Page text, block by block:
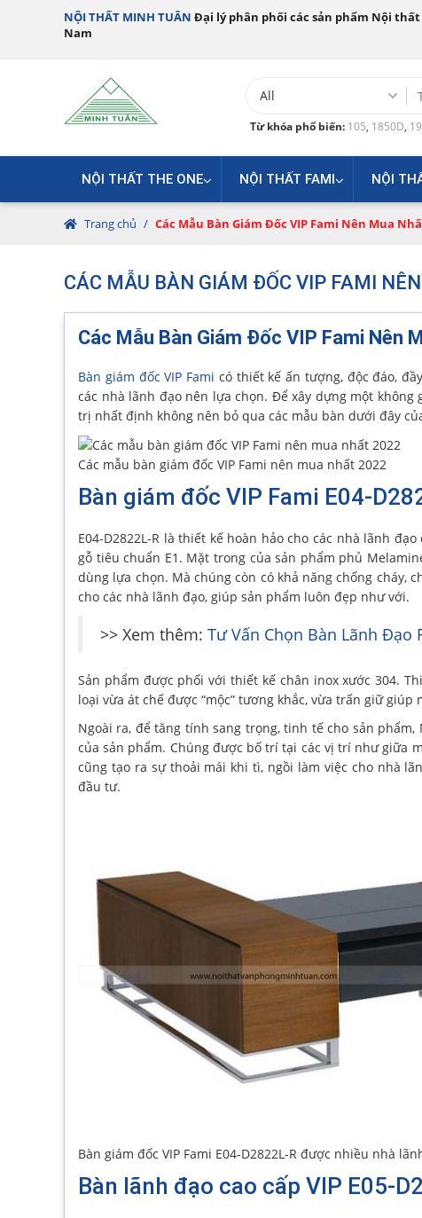
NỘI THẤT MINH TUÂN Đại lý phân phối các sản phẩm Nội thất
Nam
Từ khóa phổ biến: 105, 1850D,
NỘI THẤT THE ONE NỘI THẤT FAMI NỘI
Trang chủ / Các Mẫu Bàn Giám Đốc VIP Fami Nên Mua
CÁC MẪU BÀN GIÁM ĐỐC VIP FAMI
Các Mẫu Bàn Giám Đốc VIP Fami Nên
Bàn giám đốc VIP Fami có thiết kế ấn tượng, độc đáo,
các nhà lãnh đạo nên lựa chọn. Để xây dựng một không
trị nhất định không nên bỏ qua các mẫu bàn dưới đây
Các mẫu bàn giám đốc VIP Fami nên mua nhất 2022
Bàn giám đốc VIP Fami E04-
E04-D2822L-R là thiết kế hoàn hảo cho các nhà lãnh
gỗ tiêu chuẩn E1. Mặt trong của sản phẩm phủ
dùng lựa chọn. Mà chúng còn có khả năng chống cháy,
cho các nhà lãnh đạo, giúp sản phẩm luôn đẹp như với.
>> Xem thêm: Tư Vấn Chọn Bàn Lãnh Đạo
Sản phẩm được phối với thiết kế chân inox xước 304.
loại vừa át chế được “mộc” tương khắc, vừa trấn giữ
Ngoài ra, để tăng tính sang trọng, tinh tế cho sản
của sản phẩm. Chúng được bố trí tại các vị trí như giữa
cũng tạo ra sự thoải mái khi tì, ngồi làm việc cho nhà
đầu tư.
Bàn giám đốc VIP Fami E04-D2822L-R được nhiều nhà
Bàn lãnh đạo cao cấp VIP E05-